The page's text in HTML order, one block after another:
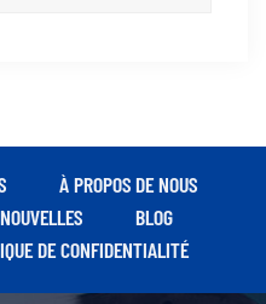
À PROPOS DE NOUS
NOUVELLES
BLOG
DE CONFIDENTIALITÉ